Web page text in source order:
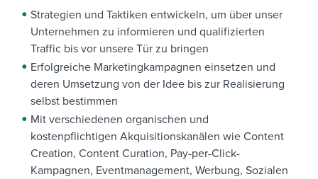
Strategien und Taktiken entwickeln, um über unser
Unternehmen zu informieren und qualifizierten
Traffic bis vor unsere Tür zu bringen
Erfolgreiche Marketingkampagnen einsetzen und
deren Umsetzung von der Idee bis zur Realisierung
selbst bestimmen
Mit verschiedenen organischen und
kostenpflichtigen Akquisitionskanälen wie Content
Creation, Content Curation, Pay-per-Click-
Kampagnen, Eventmanagement, Werbung, Sozialen